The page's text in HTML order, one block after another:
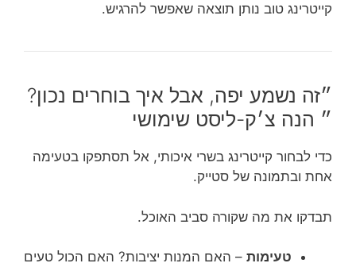
קייטרינג טוב נותן תוצאה שאפשר להרגיש.
״זה נשמע יפה, אבל איך בוחרים נכון?
״ הנה צ׳ק-ליסט שימושי
כדי לבחור קייטרינג בשרי איכותי, אל תסתפקו בטעימה
אחת ובתמונה של סטייק.
תבדקו את מה שקורה סביב האוכל.
טעימות – האם המנות יציבות? האם הכול טעים